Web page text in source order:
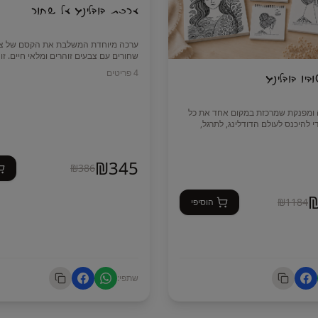
דודלינג
ומפנקת שמרכזת במקום אחד את כל
להיכנס לעולם הדודלינג, לתרגל,
ממבחר גדול של צבעים וכלי ציור
₪1184 הוסיפי
ערכת דודלינג על שחור
ערכה מיוחדת המשלבת את הקסם של
שחורים עם צבעים זוהרים ומלאי חיים.
מושלמת לכל מי שאוהבת דודלינג, איור
🤍 שלושה עטי ג'ל בגווני לבן, כסף
4פריטים
₪345
₪386
שתפי: